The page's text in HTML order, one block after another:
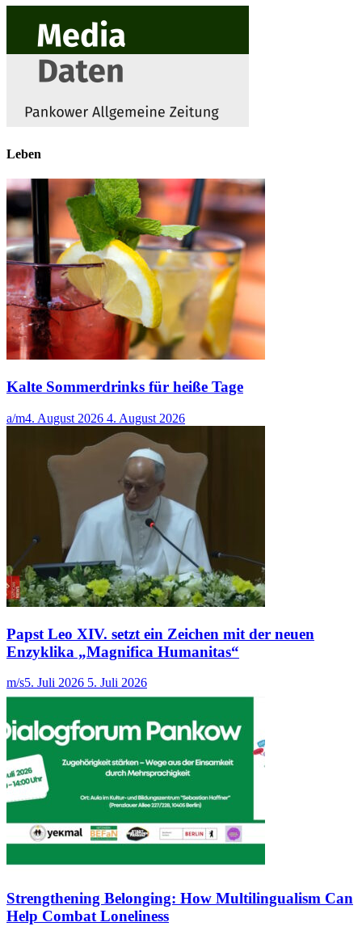
Leben
Kalte Sommerdrinks für heiße Tage
a/m4. August 2026 4. August 2026
Papst Leo XIV. setzt ein Zeichen mit der neuen
Enzyklika „Magnifica Humanitas“
m/s5. Juli 2026 5. Juli 2026
Strengthening Belonging: How Multilingualism Can
Help Combat Loneliness